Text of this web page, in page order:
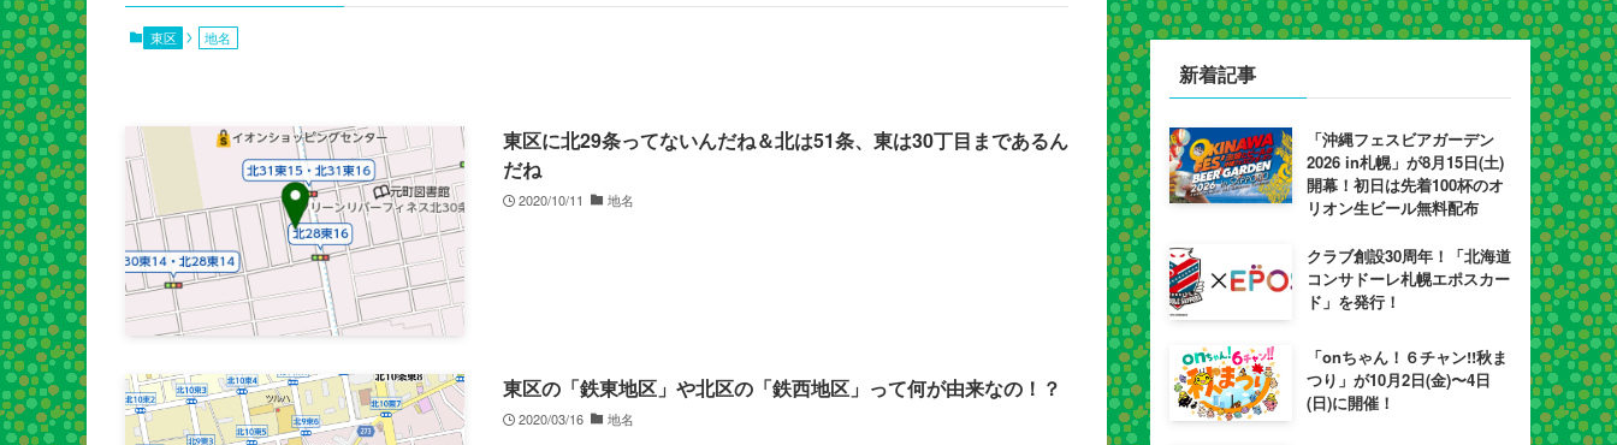
東区 地名
東区に北29条ってないんだね＆北は51条、東は30丁目まであるん
だね
2020/10/11 地名
東区の「鉄東地区」や北区の「鉄西地区」って何が由来なの！？
2020/03/16 地名
新着記事
「沖縄フェスビアガーデン
2026 in札幌」が8月15日(土)
開幕！初日は先着100杯のオ
リオン生ビール無料配布
クラブ創設30周年！「北海道
コンサドーレ札幌エポスカー
ド」を発行！
「onちゃん！６チャン!!秋ま
つり」が10月2日(金)〜4日
(日)に開催！